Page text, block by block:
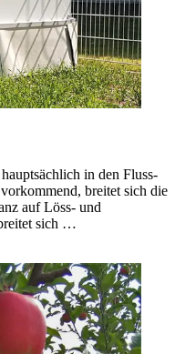
in den Fluss-
breitet sich die
auf Löss- und
sich …